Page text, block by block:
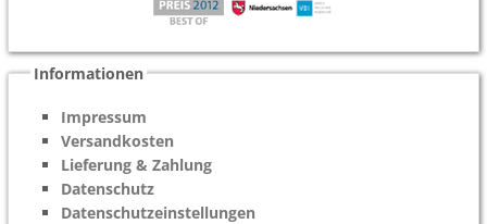
Informationen
Impressum
Versandkosten
Lieferung & Zahlung
Datenschutz
Datenschutzeinstellungen